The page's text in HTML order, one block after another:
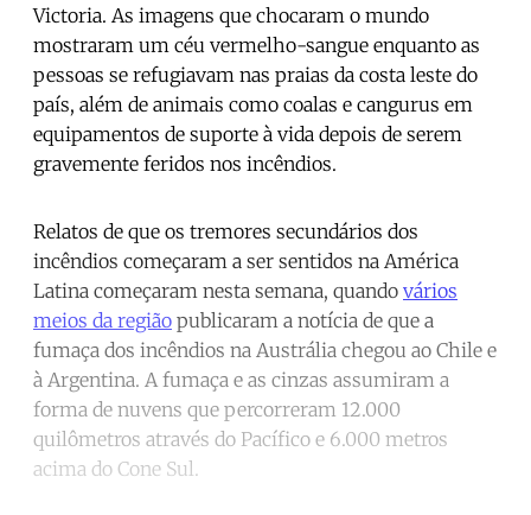
Victoria. As imagens que chocaram o mundo
mostraram um céu vermelho-sangue enquanto as
pessoas se refugiavam nas praias da costa leste do
país, além de animais como coalas e cangurus em
equipamentos de suporte à vida depois de serem
gravemente feridos nos incêndios.
Relatos de que os tremores secundários dos
incêndios começaram a ser sentidos na América
Latina começaram nesta semana, quando vários
meios da região publicaram a notícia de que a
fumaça dos incêndios na Austrália chegou ao Chile e
à Argentina. A fumaça e as cinzas assumiram a
forma de nuvens que percorreram 12.000
quilômetros através do Pacífico e 6.000 metros
acima do Cone Sul.